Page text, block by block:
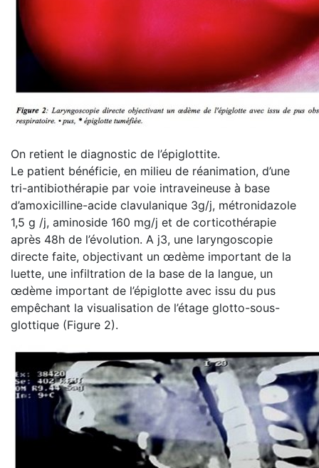
On retient le diagnostic de l’épiglottite.
Le patient bénéficie, en milieu de réanimation, d’une
tri-antibiothérapie par voie intraveineuse à base
d’amoxicilline-acide clavulanique 3g/j, métronidazole
1,5 g /j, aminoside 160 mg/j et de corticothérapie
après 48h de l’évolution. A j3, une laryngoscopie
directe faite, objectivant un œdème important de la
luette, une infiltration de la base de la langue, un
œdème important de l’épiglotte avec issu du pus
empêchant la visualisation de l’étage glotto-sous-
glottique (Figure 2).